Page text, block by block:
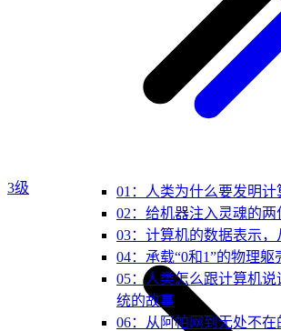
01：人类为什么要发明计
02：给机器注入灵魂的两
03：计算机的数据表示，
04：承载“0和1”的物理躯
05：人类怎么跟计算机
统的故事
06：从阿帕网到无处不在
3级